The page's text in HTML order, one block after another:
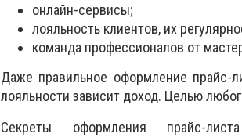
онлайн-сервисы;
лояльность клиентов, их
команда профессионалов от
Даже правильное оформление прайс-
лояльности зависит доход. Целью
Секреты оформления прайс-